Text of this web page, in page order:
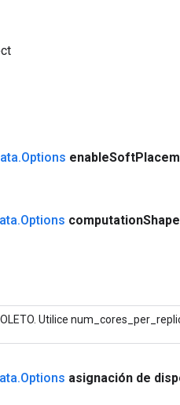
.Options enableSoft
.Options computationShape
Utilice
.Options asignación de